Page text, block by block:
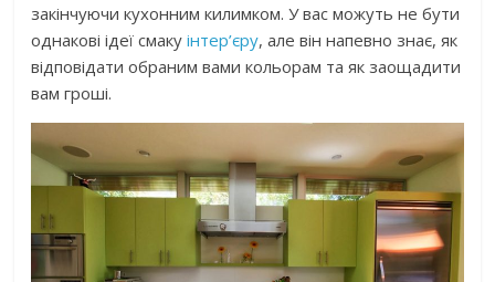
закінчуючи кухонним килимком. У вас можуть не бути
однакові ідеї смакуінтер’єру, але він напевно знає, як
відповідати обраним вами кольорам та як заощадити
вам гроші.